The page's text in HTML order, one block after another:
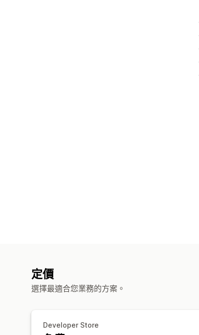
定價
選擇最適合您業務的方案。
Developer Store